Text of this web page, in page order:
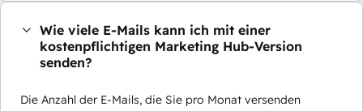
Wie viele E-Mails kann ich mit einer
kostenpflichtigen Marketing Hub-Version
senden?
Die Anzahl der E-Mails, die Sie pro Monat versenden